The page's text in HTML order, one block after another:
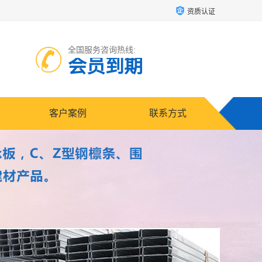
资质认证
全国服务咨询热线:
会员到期
客户案例 联系方式